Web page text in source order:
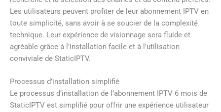
Les utilisateurs peuvent profiter de leur abonnement IPTV en
toute simplicité, sans avoir à se soucier de la complexité
technique. Leur expérience de visionnage sera fluide et
agréable grâce à l’installation facile et à l’utilisation
conviviale de StaticIPTV.
Processus d’installation simplifié
Le processus d’installation de l’abonnement IPTV 6 mois de
StaticIPTV est simplifié pour offrir une expérience utilisateur